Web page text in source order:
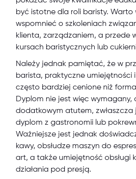
być istotne dla roli baristy. Warto
wspomnieć o szkoleniach
klienta, zarządzaniem, a przede
kursach baristycznych lub
Należy jednak pamiętać, że w
barista, praktyczne umiejętności
często bardziej cenione niż
Dyplom nie jest więc wymagany,
dodatkowym atutem, zwłaszcza
dyplom z gastronomii lub
Ważniejsze jest jednak
kawy, obsłudze maszyn do
art, a także umiejętność obsługi
działania pod presją.